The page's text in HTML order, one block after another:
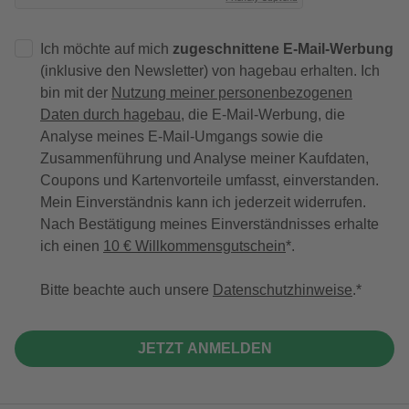
Ich möchte auf mich zugeschnittene E-Mail-Werbung
(inklusive den Newsletter) von hagebau erhalten. Ich
bin mit der Nutzung meiner personenbezogenen
Daten durch hagebau, die E-Mail-Werbung, die
Analyse meines E-Mail-Umgangs sowie die
Zusammenführung und Analyse meiner Kaufdaten,
Coupons und Kartenvorteile umfasst, einverstanden.
Mein Einverständnis kann ich jederzeit widerrufen.
Nach Bestätigung meines Einverständnisses erhalte
ich einen 10 € Willkommensgutschein*.
Bitte beachte auch unsere Datenschutzhinweise.
JETZT ANMELDEN